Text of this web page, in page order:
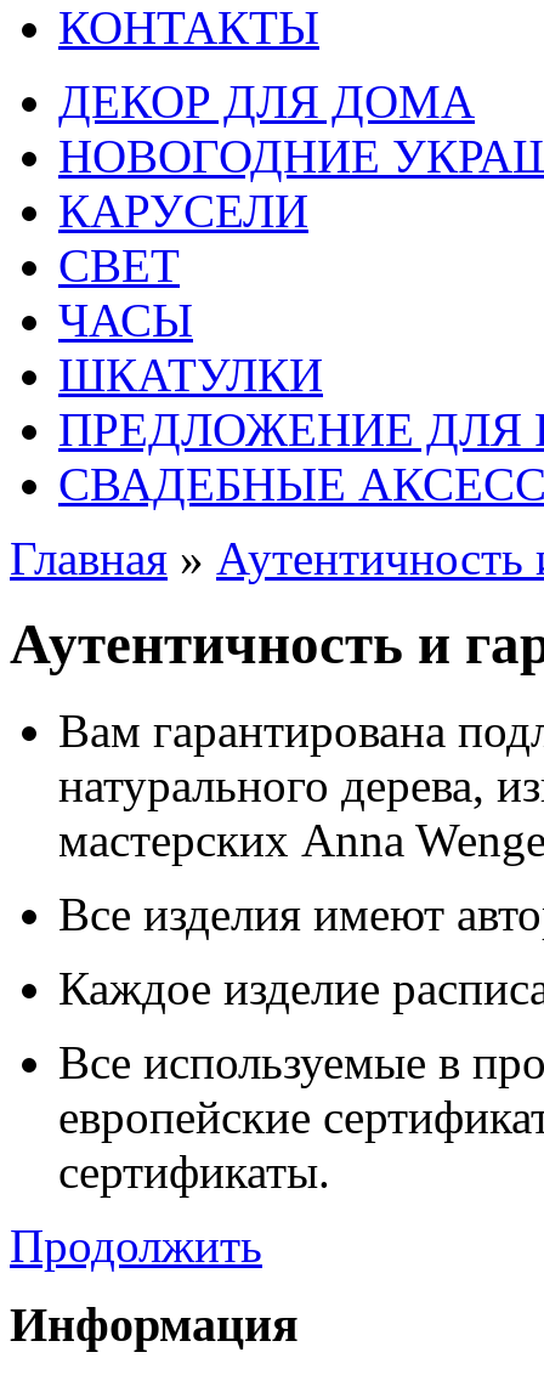
КОНТАКТЫ
ДЕКОР ДЛЯ ДОМА
НОВОГОДНИЕ
КАРУСЕЛИ
СВЕТ
ЧАСЫ
ШКАТУЛКИ
ПРЕДЛОЖЕНИЕ ДЛЯ
СВАДЕБНЫЕ
Главная » Аутентичность
Аутентичность и
Вам гарантирована
натурального дерева,
мастерских Anna
Все изделия имеют
Каждое изделие
Все используемые в
европейские
сертификаты.
Продолжить
Информация